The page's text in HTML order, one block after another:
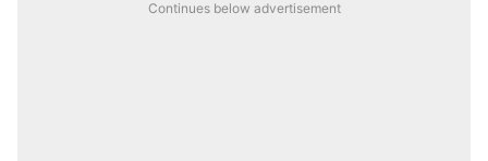
Continues below advertisement